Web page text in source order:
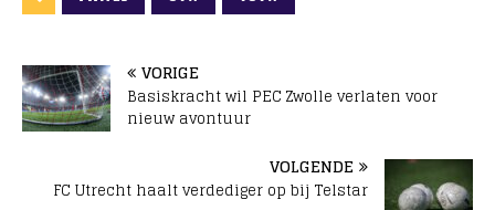
VORIGE
Basiskracht wil PEC Zwolle verlaten voor
nieuw avontuur
VOLGENDE
FC Utrecht haalt verdediger op bij Telstar